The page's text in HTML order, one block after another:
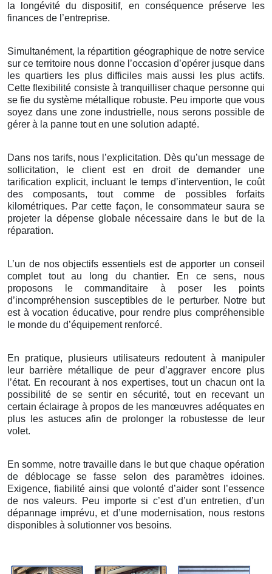
la longévité du dispositif, en conséquence préserve les
finances de l’entreprise.
Simultanément, la répartition géographique de notre service
sur ce territoire nous donne l’occasion d’opérer jusque dans
les quartiers les plus difficiles mais aussi les plus actifs.
Cette flexibilité consiste à tranquilliser chaque personne qui
se fie du système métallique robuste. Peu importe que vous
soyez dans une zone industrielle, nous serons possible de
gérer à la panne tout en une solution adapté.
Dans nos tarifs, nous l’explicitation. Dès qu’un message de
sollicitation, le client est en droit de demander une
tarification explicit, incluant le temps d’intervention, le coût
des composants, tout comme de possibles forfaits
kilométriques. Par cette façon, le consommateur saura se
projeter la dépense globale nécessaire dans le but de la
réparation.
L’un de nos objectifs essentiels est de apporter un conseil
complet tout au long du chantier. En ce sens, nous
proposons le commanditaire à poser les points
d’incompréhension susceptibles de le perturber. Notre but
est à vocation éducative, pour rendre plus compréhensible
le monde du d’équipement renforcé.
En pratique, plusieurs utilisateurs redoutent à manipuler
leur barrière métallique de peur d’aggraver encore plus
l’état. En recourant à nos expertises, tout un chacun ont la
possibilité de se sentir en sécurité, tout en recevant un
certain éclairage à propos de les manœuvres adéquates en
plus les astuces afin de prolonger la robustesse de leur
volet.
En somme, notre travaille dans le but que chaque opération
de déblocage se fasse selon des paramètres idoines.
Exigence, fiabilité ainsi que volonté d’aider sont l’essence
de nos valeurs. Peu importe si c’est d’un entretien, d’un
dépannage imprévu, et d’une modernisation, nous restons
disponibles à solutionner vos besoins.